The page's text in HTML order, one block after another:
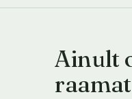
Ainult